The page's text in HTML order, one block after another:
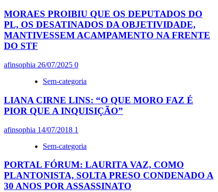
MORAES PROIBIU QUE OS DEPUTADOS DO
PL, OS DESATINADOS DA OBJETIVIDADE,
MANTIVESSEM ACAMPAMENTO NA FRENTE
DO STF
afinsophia 26/07/2025 0
Sem-categoria
LIANA CIRNE LINS: “O QUE MORO FAZ É
PIOR QUE A INQUISIÇÃO”
afinsophia 14/07/2018 1
Sem-categoria
PORTAL FÓRUM: LAURITA VAZ, COMO
PLANTONISTA, SOLTA PRESO CONDENADO A
30 ANOS POR ASSASSINATO